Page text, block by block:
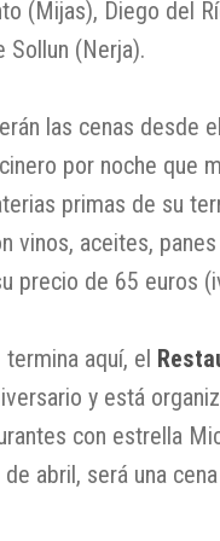
(Mijas), Diego del
Sollun (Nerja).
las cenas desde
por noche que
primas de su
vinos, aceites,
precio de 65 euros
aquí, el
y está
con estrella
abril, será una